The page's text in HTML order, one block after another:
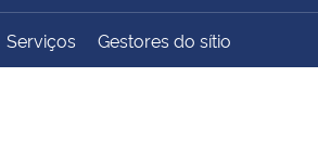
Controladoria-Geral da
Serviços Gestores do sítio